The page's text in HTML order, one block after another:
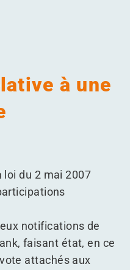
à une
loi du 2 mai 2007
notifications de
faisant état, en ce
attachés aux